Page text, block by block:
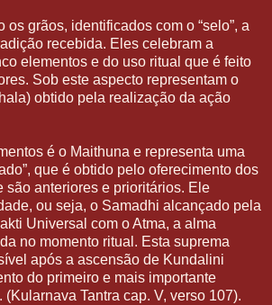
os grãos, identificados com o “selo”, a
recebida. Eles celebram a
elementos e do uso ritual que é feito
Sob este aspecto representam o
obtido pela realização da ação
é o Maithuna e representa uma
que é obtido pelo oferecimento dos
são anteriores e prioritários. Ele
ou seja, o Samadhi alcançado pela
Universal com o Atma, a alma
no momento ritual. Esta suprema
após a ascensão de Kundalini
do primeiro e mais importante
Tantra cap. V, verso 107).